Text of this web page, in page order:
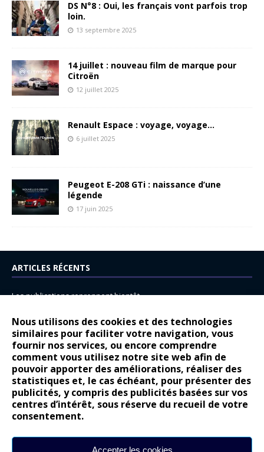
Nous utilisons des cookies et des technologies
similaires pour faciliter votre navigation, vous
fournir nos services, ou encore comprendre
comment vous utilisez notre site web afin de
pouvoir apporter des améliorations, réaliser des
statistiques et, le cas échéant, pour présenter des
publicités, y compris des publicités basées sur vos
centres d’intérêt, sous réserve du recueil de votre
consentement.
Accepter les cookies
DS N°8 : Oui, les français vont parfois trop
loin.
13 septembre 2025
14 juillet : nouveau film de marque pour
Citroën
12 juillet 2025
Renault Espace : voyage, voyage…
6 juillet 2025
Peugeot E-208 GTi : naissance d’une
légende
17 juin 2025
ARTICLES RÉCENTS
Les publications reprennent bientôt…
14 juillet : nouveau film de marque pour Citroën
Renault Espace : voyage, voyage…
Peugeot E-208 GTi : naissance d’une légende
COMMENTAIRES RÉCENTS
Bernard Dardartdans
Gilly